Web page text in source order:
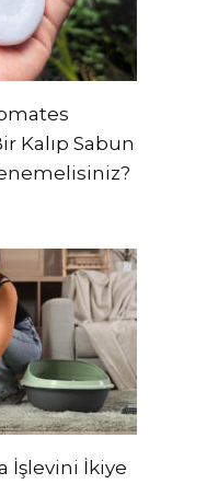
Kalıp Sabun
İşlevini İkiye